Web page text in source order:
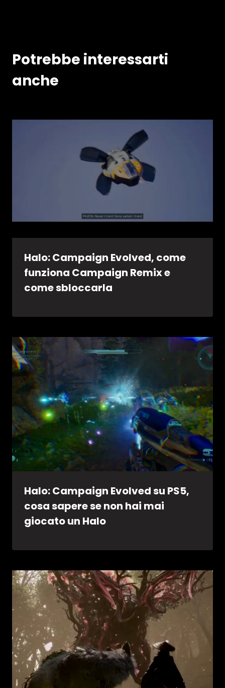
Potrebbe interessarti
anche
Halo: Campaign Evolved, come
funziona Campaign Remix e
come sbloccarla
Halo: Campaign Evolved su PS5,
cosa sapere se non hai mai
giocato un Halo